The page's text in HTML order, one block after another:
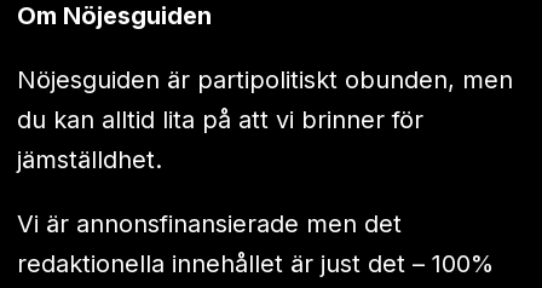
Om Nöjesguiden
Nöjesguiden är partipolitiskt obunden, men
du kan alltid lita på att vi brinner för
jämställdhet.
Vi är annonsfinansierade men det
redaktionella innehållet är just det – 100%